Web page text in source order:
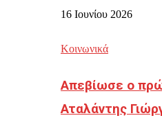
16 Ιουνίου 2026
Κοινωνικά
Απεβίωσε ο
Αταλάντης